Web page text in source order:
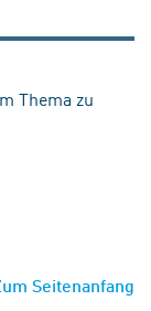
Thema zu
Seitenanfang